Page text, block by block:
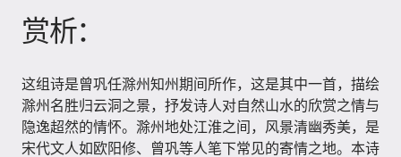
赏析：
这组诗是曾巩任滁州知州期间所作，这是其中一首，描绘
滁州名胜归云洞之景，抒发诗人对自然山水的欣赏之情与
隐逸超然的情怀。滁州地处江淮之间，风景清幽秀美，是
宋代文人如欧阳修、曾巩等人笔下常见的寄情之地。本诗